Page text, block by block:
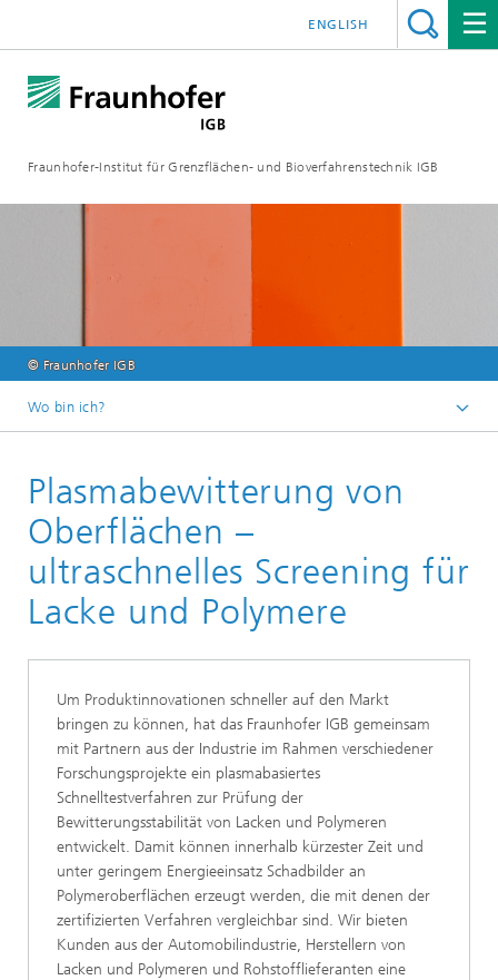
Fraunhofer-Institut für Grenzflächen- und Bioverfahrenstechnik IGB
ENGLISH
© Fraunhofer IGB
Wo bin ich?
Analytik / Prüfung
Plasmabewitterung von
Oberflächen –
ultraschnelles Screening für
Lacke und Polymere
Um Produktinnovationen schneller auf den Markt
bringen zu können, hat das Fraunhofer IGB gemeinsam
mit Partnern aus der Industrie im Rahmen verschiedener
Forschungsprojekte ein plasmabasiertes
Schnelltestverfahren zur Prüfung der
Bewitterungsstabilität von Lacken und Polymeren
entwickelt. Damit können innerhalb kürzester Zeit und
unter geringem Energieeinsatz Schadbilder an
Polymeroberflächen erzeugt werden, die mit denen der
zertifizierten Verfahren vergleichbar sind. Wir bieten
Kunden aus der Automobilindustrie, Herstellern von
Lacken und Polymeren und Rohstofflieferanten eine